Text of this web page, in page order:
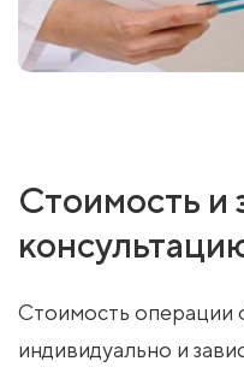
Стоимость и
Стоимость операции
индивидуально и